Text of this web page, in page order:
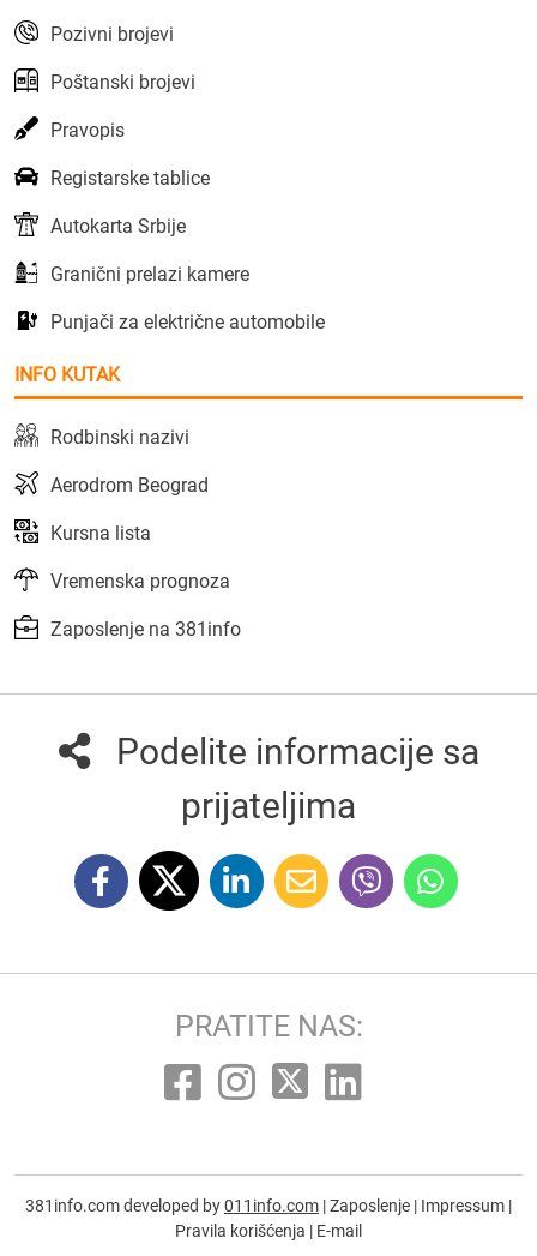
Pozivni brojevi
Poštanski brojevi
Pravopis
Registarske tablice
Autokarta Srbije
Granični prelazi kamere
Punjači za električne automobile
INFO KUTAK
Rodbinski nazivi
Aerodrom Beograd
Kursna lista
Vremenska prognoza
Zaposlenje na 381info
Podelite informacije sa
prijateljima
PRATITE NAS:
381info.com developed by011info.com |Zaposlenje | Impressum |
Pravila korišćenja | E-mail